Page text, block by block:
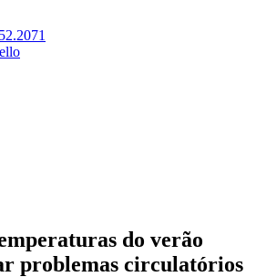
do verão
problemas circulatórios